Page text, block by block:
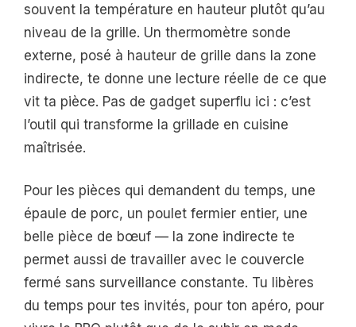
souvent la température en hauteur plutôt qu’au
niveau de la grille. Un thermomètre sonde
externe, posé à hauteur de grille dans la zone
indirecte, te donne une lecture réelle de ce que
vit ta pièce. Pas de gadget superflu ici : c’est
l’outil qui transforme la grillade en cuisine
maîtrisée.
Pour les pièces qui demandent du temps, une
épaule de porc, un poulet fermier entier, une
belle pièce de bœuf — la zone indirecte te
permet aussi de travailler avec le couvercle
fermé sans surveillance constante. Tu libères
du temps pour tes invités, pour ton apéro, pour